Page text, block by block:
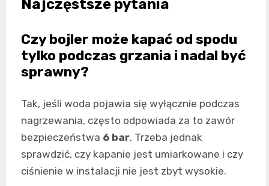
Najczęstsze pytania
Czy bojler może kapać od spodu
tylko podczas grzania i nadal być
sprawny?
Tak, jeśli woda pojawia się wyłącznie podczas
nagrzewania, często odpowiada za to zawór
bezpieczeństwa 6 bar. Trzeba jednak
sprawdzić, czy kapanie jest umiarkowane i czy
ciśnienie w instalacji nie jest zbyt wysokie.